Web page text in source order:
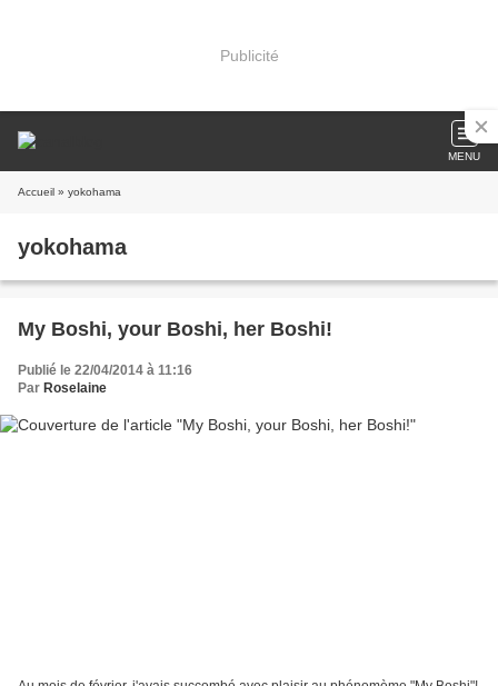
Publicité
MENU
Accueil » yokohama
yokohama
My Boshi, your Boshi, her Boshi!
Publié le 22/04/2014 à 11:16
Par Roselaine